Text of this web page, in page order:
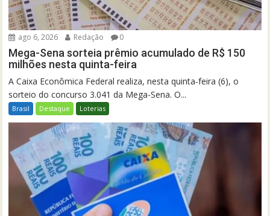
ago 6, 2026 Redação 0
Mega-Sena sorteia prêmio acumulado de R$ 150
milhões nesta quinta-feira
A Caixa Econômica Federal realiza, nesta quinta-feira (6), o
sorteio do concurso 3.041 da Mega-Sena. O...
Brasil Destaque Loterias